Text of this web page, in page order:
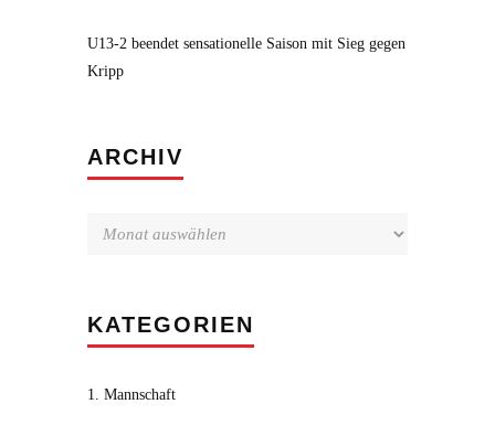
U13-2 beendet sensationelle Saison mit Sieg gegen
Kripp
ARCHIV
KATEGORIEN
1. Mannschaft